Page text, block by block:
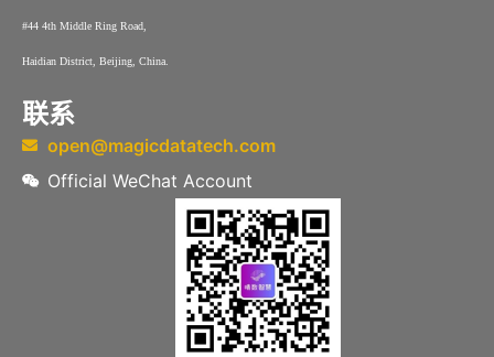
#44 4th Middle Ring Road,
Haidian District, Beijing, China.
联系
open@magicdatatech.com
Official WeChat Account